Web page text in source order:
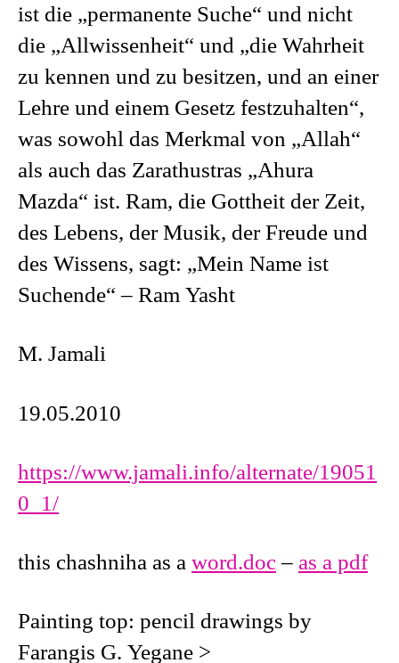
ist die „permanente Suche“ und nicht
die „Allwissenheit“ und „die Wahrheit
zu kennen und zu besitzen, und an einer
Lehre und einem Gesetz festzuhalten“,
was sowohl das Merkmal von „Allah“
als auch das Zarathustras „Ahura
Mazda“ ist. Ram, die Gottheit der Zeit,
des Lebens, der Musik, der Freude und
des Wissens, sagt: „Mein Name ist
Suchende“ – Ram Yasht
M. Jamali
19.05.2010
https://www.jamali.info/alternate/19051
0_1/
this chashniha as aword.doc– as a pdf
Painting top: pencil drawings by
Farangis G. Yegane >